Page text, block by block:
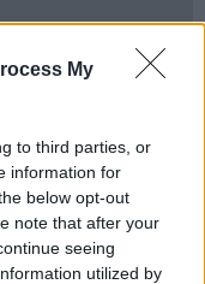
My
to third parties, or
information for
below opt-out
note that after your
seeing
utilized by
Etruschi era già stata
con Parchi Val
scuola-lavoro.